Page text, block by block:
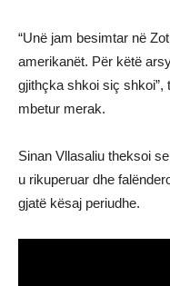
“Unë jam besimtar në
amerikanët. Për këtë
gjithçka shkoi siç shkoi”,
mbetur merak.
Sinan Vllasaliu theksoi
u rikuperuar dhe
gjatë kësaj periudhe.